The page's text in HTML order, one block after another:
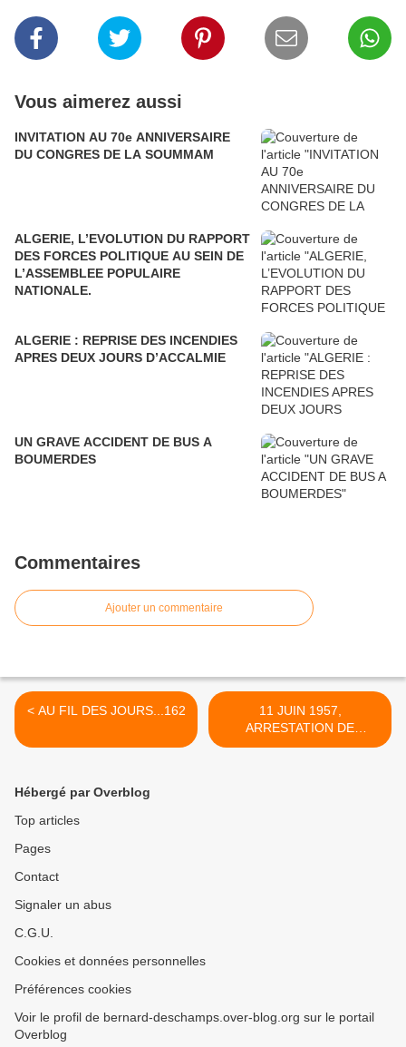
Vous aimerez aussi
INVITATION AU 70e ANNIVERSAIRE
DU CONGRES DE LA SOUMMAM
ALGERIE, L’EVOLUTION DU RAPPORT
DES FORCES POLITIQUE AU SEIN DE
L’ASSEMBLEE POPULAIRE
NATIONALE.
ALGERIE : REPRISE DES INCENDIES
APRES DEUX JOURS D’ACCALMIE
UN GRAVE ACCIDENT DE BUS A
BOUMERDES
Commentaires
Ajouter un commentaire
< AU FIL DES JOURS...162
11 JUIN 1957,
ARRESTATION DE
MAURICE AUDIN >
Hébergé par Overblog
Top articles
Pages
Contact
Signaler un abus
C.G.U.
Cookies et données personnelles
Préférences cookies
Voir le profil de bernard-deschamps.over-blog.org sur le portail
Overblog